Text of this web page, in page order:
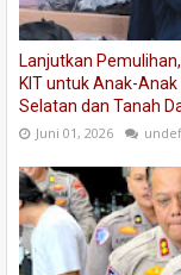
Lanjutkan
KIT untuk Anak-
Selatan dan Tanah
Juni 01, 2026